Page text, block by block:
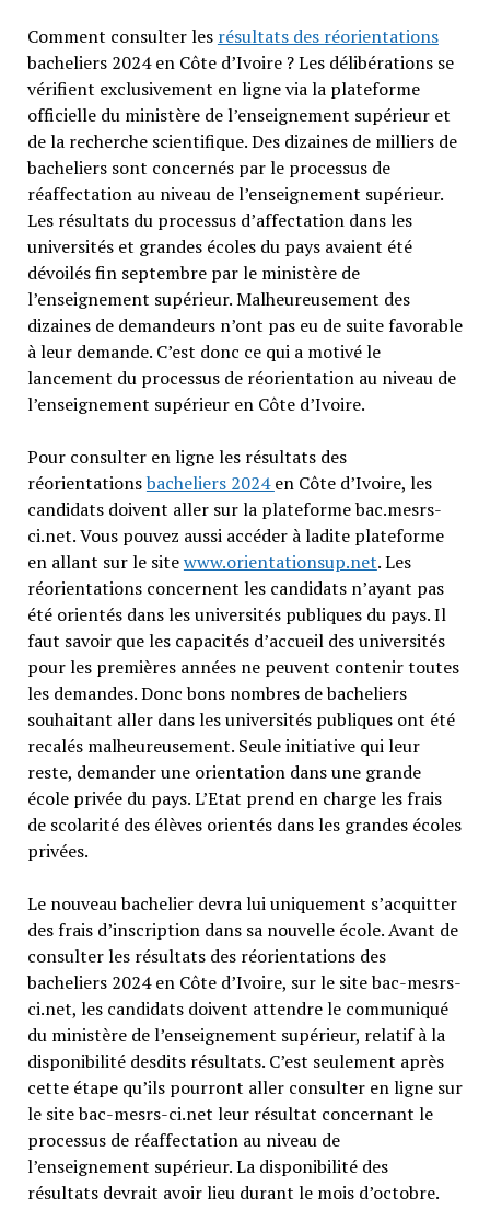
Comment consulter les résultats des réorientations
bacheliers 2024 en Côte d’Ivoire ? Les délibérations se
vérifient exclusivement en ligne via la plateforme
officielle du ministère de l’enseignement supérieur et
de la recherche scientifique. Des dizaines de milliers de
bacheliers sont concernés par le processus de
réaffectation au niveau de l’enseignement supérieur.
Les résultats du processus d’affectation dans les
universités et grandes écoles du pays avaient été
dévoilés fin septembre par le ministère de
l’enseignement supérieur. Malheureusement des
dizaines de demandeurs n’ont pas eu de suite favorable
à leur demande. C’est donc ce qui a motivé le
lancement du processus de réorientation au niveau de
l’enseignement supérieur en Côte d’Ivoire.
Pour consulter en ligne les résultats des
réorientationsbacheliers 2024en Côte d’Ivoire, les
candidats doivent aller sur la plateforme bac.mesrs-
ci.net. Vous pouvez aussi accéder à ladite plateforme
en allant sur le sitewww.orientationsup.net. Les
réorientations concernent les candidats n’ayant pas
été orientés dans les universités publiques du pays. Il
faut savoir que les capacités d’accueil des universités
pour les premières années ne peuvent contenir toutes
les demandes. Donc bons nombres de bacheliers
souhaitant aller dans les universités publiques ont été
recalés malheureusement. Seule initiative qui leur
reste, demander une orientation dans une grande
école privée du pays. L’Etat prend en charge les frais
de scolarité des élèves orientés dans les grandes écoles
privées.
Le nouveau bachelier devra lui uniquement s’acquitter
des frais d’inscription dans sa nouvelle école. Avant de
consulter les résultats des réorientations des
bacheliers 2024 en Côte d’Ivoire, sur le site bac-mesrs-
ci.net, les candidats doivent attendre le communiqué
du ministère de l’enseignement supérieur, relatif à la
disponibilité desdits résultats. C’est seulement après
cette étape qu’ils pourront aller consulter en ligne sur
le site bac-mesrs-ci.net leur résultat concernant le
processus de réaffectation au niveau de
l’enseignement supérieur. La disponibilité des
résultats devrait avoir lieu durant le mois d’octobre.